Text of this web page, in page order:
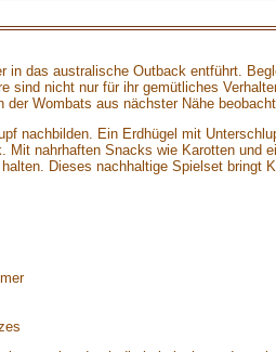
das australische Outback entführt.
nicht nur für ihr gemütliches
Wombats aus nächster Nähe
nachbilden. Ein Erdhügel mit
nahrhaften Snacks wie Karotten und
Dieses nachhaltige Spielset